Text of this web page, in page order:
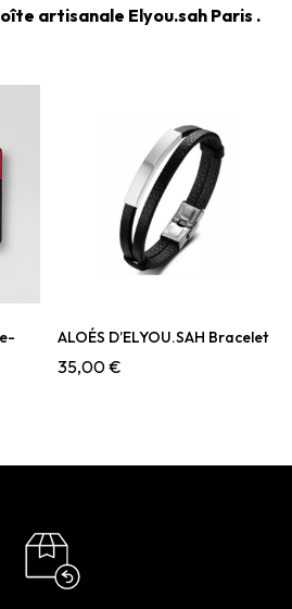
artisanale Elyou.sah Paris .
ALOÉS D’ELYOU.SAH Bracelet
35,00€